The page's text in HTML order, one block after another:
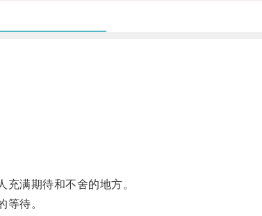
满期待和不舍的地方。
待。